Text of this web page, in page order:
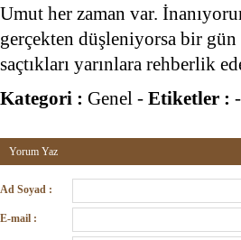
Umut her zaman var.
gerçekten düşleniyorsa bir
saçtıkları yarınlara rehberlik
Kategori : Genel - Etiketler : -
Yorum Yaz
Ad Soyad :
E-mail :